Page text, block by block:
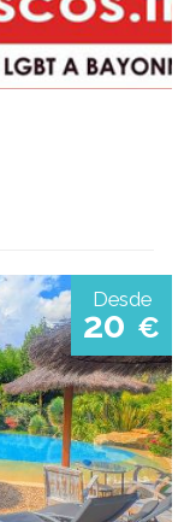
Desde
20 €